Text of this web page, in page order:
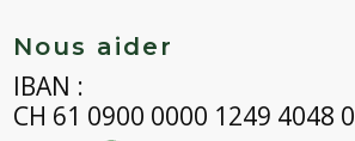
Nous aider
IBAN :
CH 61 0900 0000 1249 4048 0